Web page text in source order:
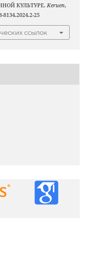
КУЛЬТУРЕ. Keruen,
8134.2024.2-25
ссылок